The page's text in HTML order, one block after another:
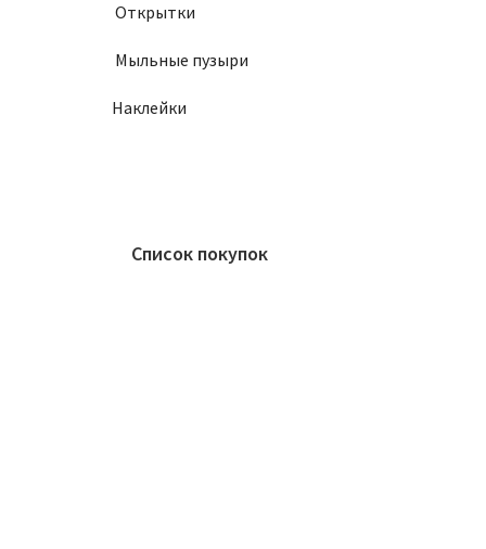
Открытки
Мыльные пузыри
Наклейки
Список покупок